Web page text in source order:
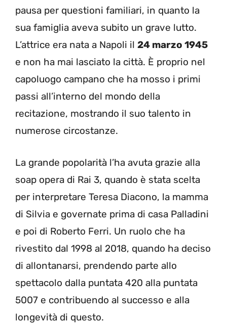
pausa per questioni familiari, in quanto la
sua famiglia aveva subito un grave lutto.
L’attrice era nata a Napoli il 24 marzo 1945
e non ha mai lasciato la città. È proprio nel
capoluogo campano che ha mosso i primi
passi all’interno del mondo della
recitazione, mostrando il suo talento in
numerose circostanze.
La grande popolarità l’ha avuta grazie alla
soap opera di Rai 3, quando è stata scelta
per interpretare Teresa Diacono, la mamma
di Silvia e governate prima di casa Palladini
e poi di Roberto Ferri. Un ruolo che ha
rivestito dal 1998 al 2018, quando ha deciso
di allontanarsi, prendendo parte allo
spettacolo dalla puntata 420 alla puntata
5007 e contribuendo al successo e alla
longevità di questo.